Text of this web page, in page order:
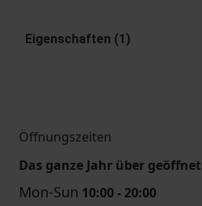
Eigenschaften (1)
Öffnungszeiten
Das ganze Jahr über geöffnet
Mon-Sun 10:00 - 20:00